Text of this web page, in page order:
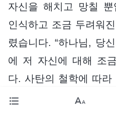
자신을 해치고 망칠
인식하고 조금 두려워
렸습니다. “하나님, 당
에 저 자신에 대해 조
다. 사탄의 철학에 따
를 분명히 알게 되었